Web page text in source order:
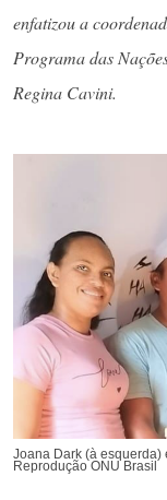
enfatizou a
Programa das
Regina Cavini.
Joana Dark (à esquerda)
Reprodução ONU Brasil